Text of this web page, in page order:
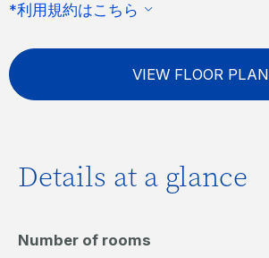
*利用規約はこちら
VIEW FLOOR PLAN
Details at a glance
Number of rooms